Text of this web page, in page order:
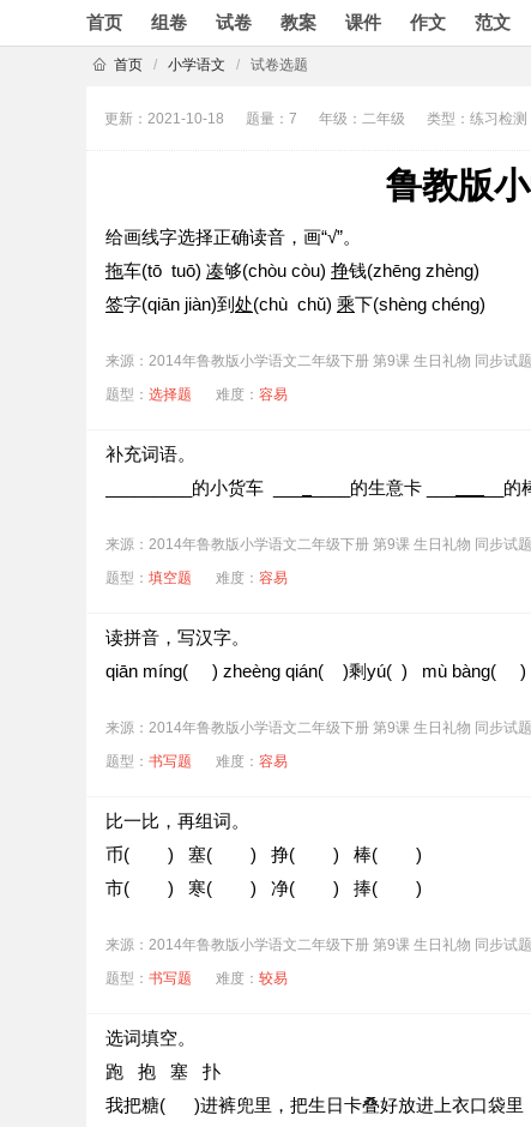
首页 组卷 试卷 教案 课件 作文 范文
首页 / 小学语文 / 试卷选题
更新：2021-10-18 题量：7 年级：二年级 类型：练习检测
鲁教版
给画线字选择正确读音，画“√”。
拖车(tō tuō) 凑够(chòu còu) 挣钱(zhēng zhèng)
签字(qiān jiàn)到 处(chù chǔ) 乘下(shèng chéng)
来源：2014年鲁教版小学语文二年级下册 第9课 生日礼物 同步试题
题型： 选择题 难度： 容易
补充词语。
_________的小货车 ___
____的生意卡 ___ __
来源：2014年鲁教版小学语文二年级下册 第9课 生日礼物 同步试题
题型： 填空题 难度： 容易
读拼音，写汉字。
qiān míng( ) zheèng qián( )剩yú( ) mù bàng( )
来源：2014年鲁教版小学语文二年级下册 第9课 生日礼物 同步试题
题型： 书写题 难度： 容易
比一比，再组词。
币( ) 塞( ) 挣( ) 棒( )
市( ) 寒( ) 净( ) 捧( )
来源：2014年鲁教版小学语文二年级下册 第9课 生日礼物 同步试题
题型： 书写题 难度： 较易
选词填空。
跑 抱 塞 扑
我把糖( )进裤兜里，把生日卡叠好放进上衣口袋